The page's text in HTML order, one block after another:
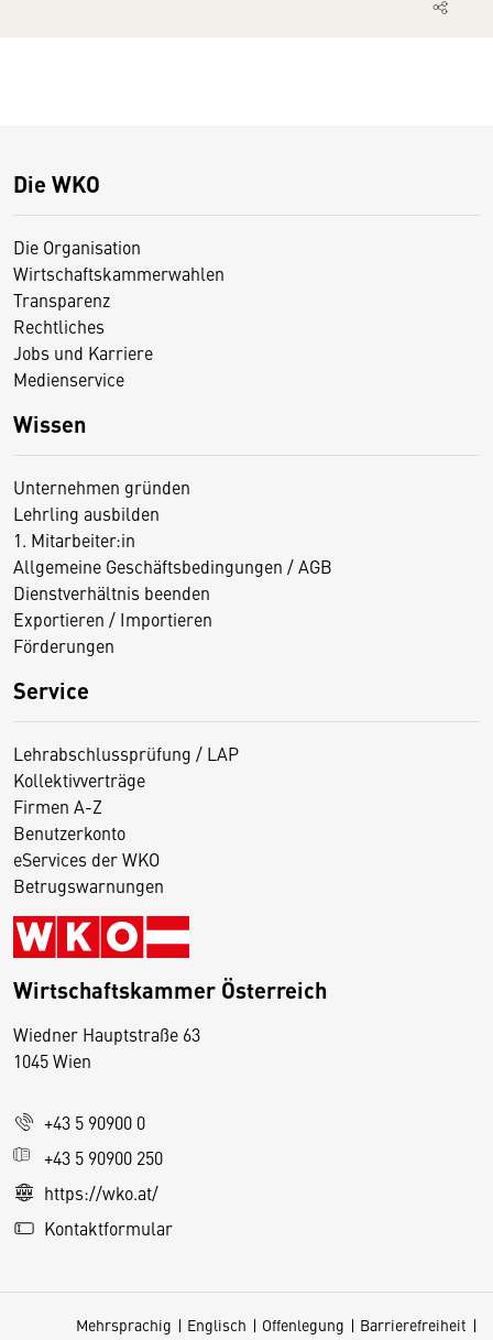
Die WKO
Die Organisation
Wirtschaftskammerwahlen
Transparenz
Rechtliches
Jobs und Karriere
Medienservice
Wissen
Unternehmen gründen
Lehrling ausbilden
1. Mitarbeiter:in
Allgemeine Geschäftsbedingungen / AGB
Dienstverhältnis beenden
Exportieren / Importieren
Förderungen
Service
Lehrabschlussprüfung / LAP
Kollektivverträge
Firmen A-Z
Benutzerkonto
eServices der WKO
Betrugswarnungen
Wirtschaftskammer Österreich
Wiedner Hauptstraße 63
1045 Wien
+43 5 90900 0
+43 5 90900 250
https://wko.at/
Kontaktformular
Mehrsprachig Englisch Offenlegung
Barrierefreiheit
D
s
e
S
e